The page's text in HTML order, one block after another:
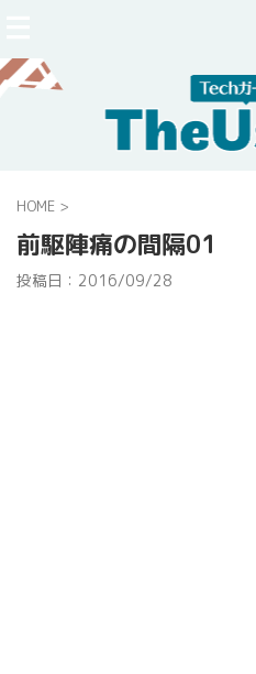
HOME >
前駆陣痛の間隔01
投稿日： 2016/09/28